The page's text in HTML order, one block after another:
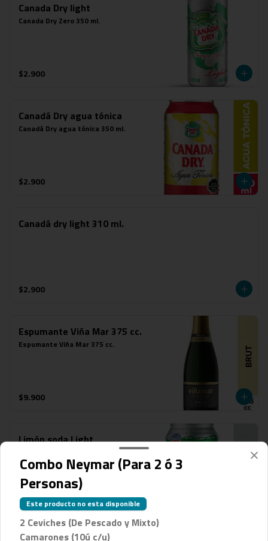
Canada Dry light
Canada Dry Zero 350 ml.
$2.900
Canadá Dry agua tónica
Canadá Dry agua tónica 350 ml.
$2.900
Canadá dry light 310 ml.
$2.900
Espumante Viña Mar 375 cc.
Espumante Viña Mar 375 cc.
$9.900
Limón soda Light
$2.900
Combo Neymar (Para 2 ó 3
Personas)
Este producto no esta disponible
2 Ceviches (De Pescado y Mixto)
Camarones (10ú c/u)